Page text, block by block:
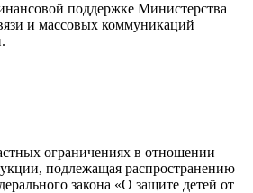
поддержке Министерства
и массовых коммуникаций
ограничениях в отношении
подлежащая распространению
закона «О защите детей от